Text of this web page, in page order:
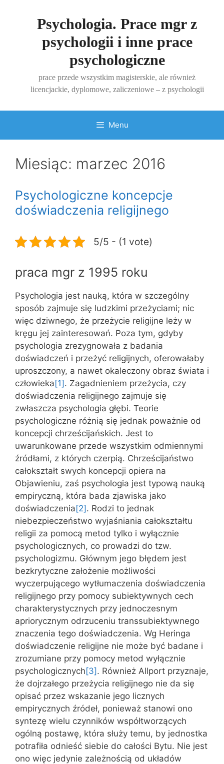
Psychologia. Prace mgr z
psychologii i inne prace
psychologiczne
prace przede wszystkim magisterskie, ale również
licencjackie, dyplomowe, zaliczeniowe – z psychologii
Menu
Miesiąc: marzec 2016
Psychologiczne koncepcje
doświadczenia religijnego
5/5 - (1 vote)
praca mgr z 1995 roku
Psychologia jest nauką, która w szczególny
sposób zajmuje się ludzkimi przeżyciami; nic
więc dziwnego, że przeżycie religijne leży w
kręgu jej zainteresowań. Poza tym, gdyby
psychologia zrezygnowała z badania
doświadczeń i przeżyć religijnych, oferowałaby
uproszczony, a nawet okaleczony obraz świata i
człowieka [1] . Zagadnieniem przeżycia, czy
doświadczenia religijnego zajmuje się
zwłaszcza psychologia głębi. Teorie
psychologiczne różnią się jednak poważnie od
koncepcji chrześci­jańskich. Jest to
uwarunkowane przede wszystkim odmiennymi
źródłami, z których czerpią. Chrześcijaństwo
całokształt swych koncepcji opiera na
Objawieniu, zaś psychologia jest typową nauką
empiryczną, która bada zjawiska jako
doświadczenia [2] . Rodzi to jednak
niebezpieczeństwo wyjaśniania całokształtu
religii za pomocą metod tylko i wyłącznie
psychologicznych, co prowadzi do tzw.
psychologizmu. Głównym jego błędem jest
bezkrytyczne założenie możliwości
wyczerpujące­go wytłumaczenia doświadczenia
religijnego przy pomocy subiektywnych cech
charakterys­tycznych przy jednoczesnym
apriorycznym odrzuceniu transsubiektywnego
znaczenia tego doś­wiadczenia. Wg Heringa
doświadczenie religijne nie może być badane i
zrozumiane przy pomocy metod wyłącznie
psychologicznych [3] . Również Allport przyznaje,
że dojrzałego przeżycia religijnego nie da się
opisać przez wskazanie jego licznych
empirycznych źródeł, ponieważ stanowi ono
syntezę wielu czynników współtworzących
ogólną postawę, która służy temu, by jednostka
potrafiła odnieść siebie do całości Bytu. Nie jest
ono więc jedynie zależnością od układów